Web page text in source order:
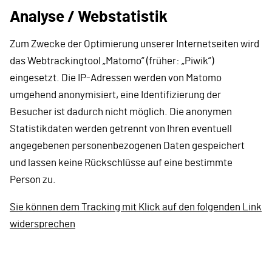
Analyse / Webstatistik
Zum Zwecke der Optimierung unserer Internetseiten wird
das Webtrackingtool „Matomo“ (früher: „Piwik“)
eingesetzt. Die IP-Adressen werden von Matomo
umgehend anonymisiert, eine Identifizierung der
Besucher ist dadurch nicht möglich. Die anonymen
Statistikdaten werden getrennt von Ihren eventuell
angegebenen personenbezogenen Daten gespeichert
und lassen keine Rückschlüsse auf eine bestimmte
Person zu.
Sie können dem Tracking mit Klick auf den folgenden Link
widersprechen